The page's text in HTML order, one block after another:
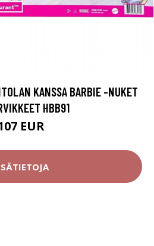
KANSSA BARBIE -NUKET
HBB91
EUR